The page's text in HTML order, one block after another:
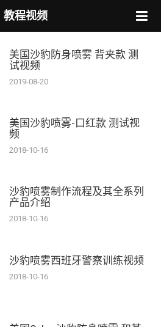
教程视频
美国沙豹防身喷雾 背夹款 测
试视频
2019-08-20
美国沙豹喷雾-口红款 测试视
频
2018-10-16
沙豹喷雾制作流程及其全系列
产品介绍
2018-10-16
沙豹喷雾西班牙警察训练视频
2018-10-16